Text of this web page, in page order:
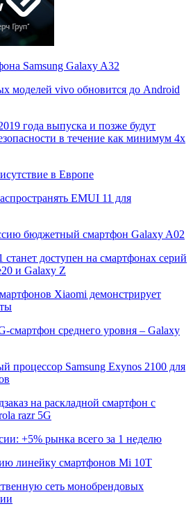
Samsung Galaxy A32
моделей vivo обновится до Android
года выпуска и позже будут
в течение как минимум 4х
в Европе
EMUI 11 для
бюджетный смартфон Galaxy A02
доступен на смартфонах серий
и Galaxy Z
Xiaomi демонстрирует
смартфон среднего уровня – Galaxy
процессор Samsung Exynos 2100 для
на раскладной смартфон с
razr 5G
+5% рынка всего за 1 неделю
линейку смартфонов Mi 10T
сеть монобрендовых